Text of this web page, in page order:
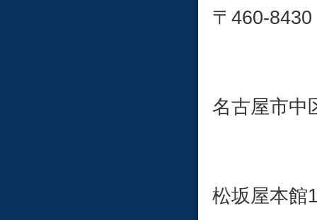
〒
名古屋市中
松坂屋本館